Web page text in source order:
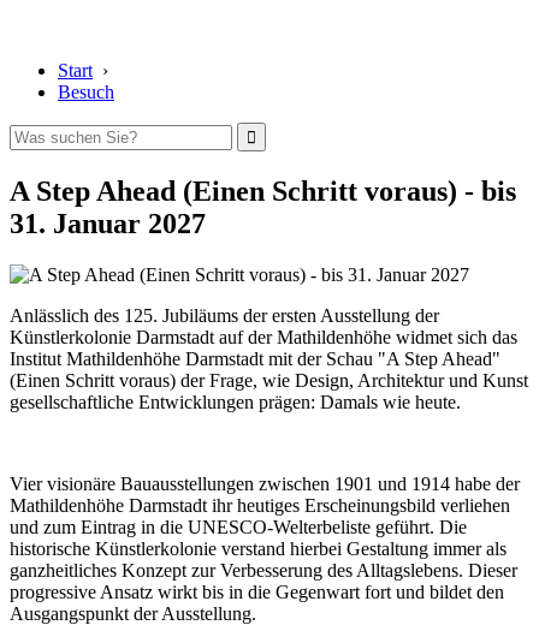
Start ›
Besuch
A Step Ahead (Einen Schritt voraus) - bis
31. Januar 2027
Anlässlich des 125. Jubiläums der ersten Ausstellung der
Künstlerkolonie Darmstadt auf der Mathildenhöhe widmet sich das
Institut Mathildenhöhe Darmstadt mit der Schau "A Step Ahead"
(Einen Schritt voraus) der Frage, wie Design, Architektur und Kunst
gesellschaftliche Entwicklungen prägen: Damals wie heute.
Vier visionäre Bauausstellungen zwischen 1901 und 1914 habe der
Mathildenhöhe Darmstadt ihr heutiges Erscheinungsbild verliehen
und zum Eintrag in die UNESCO-Welterbeliste geführt. Die
historische Künstlerkolonie verstand hierbei Gestaltung immer als
ganzheitliches Konzept zur Verbesserung des Alltagslebens. Dieser
progressive Ansatz wirkt bis in die Gegenwart fort und bildet den
Ausgangspunkt der Ausstellung.